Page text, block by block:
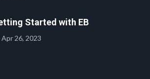
Started with EB
Apr 26, 2023